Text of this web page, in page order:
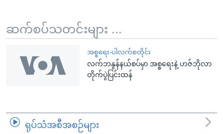
ဆက်စပ်သတင်းများ ...
အစ္စရေး-ပါလက်စတိုင်း
လက်ဘနွန်နယ်စပ်မှာ အစ္စရေးနဲ့ ဟဇ်ဘိုလာ
တိုက်ပွဲပြင်းထန်
ရုပ်သံအစီအစဉ်များ